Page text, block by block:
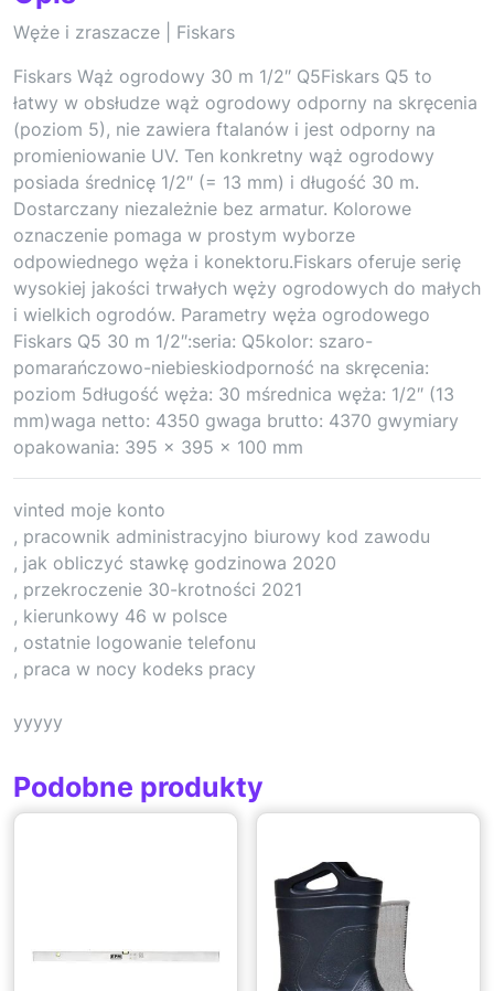
Węże i zraszacze | Fiskars
Fiskars Wąż ogrodowy 30 m 1/2″ Q5Fiskars Q5 to
łatwy w obsłudze wąż ogrodowy odporny na skręcenia
(poziom 5), nie zawiera ftalanów i jest odporny na
promieniowanie UV. Ten konkretny wąż ogrodowy
posiada średnicę 1/2″ (= 13 mm) i długość 30 m.
Dostarczany niezależnie bez armatur. Kolorowe
oznaczenie pomaga w prostym wyborze
odpowiednego węża i konektoru.Fiskars oferuje serię
wysokiej jakości trwałych węży ogrodowych do małych
i wielkich ogrodów. Parametry węża ogrodowego
Fiskars Q5 30 m 1/2″:seria: Q5kolor: szaro-
pomarańczowo-niebieskiodporność na skręcenia:
poziom 5długość węża: 30 mśrednica węża: 1/2″ (13
mm)waga netto: 4350 gwaga brutto: 4370 gwymiary
opakowania: 395 x 395 x 100 mm
vinted moje konto
, pracownik administracyjno biurowy kod zawodu
, jak obliczyć stawkę godzinowa 2020
, przekroczenie 30-krotności 2021
, kierunkowy 46 w polsce
, ostatnie logowanie telefonu
, praca w nocy kodeks pracy
yyyyy
Podobne produkty